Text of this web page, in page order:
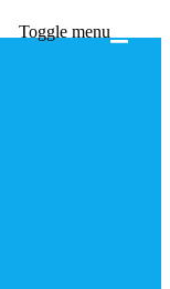
Toggle menu